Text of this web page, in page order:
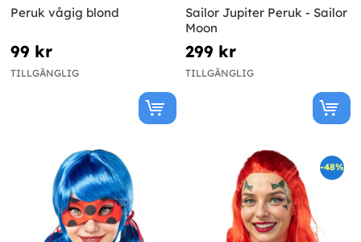
Peruk vågig blond
99 kr
TILLGÄNGLIG
Sailor Jupiter Peruk - Sailor
Moon
299 kr
TILLGÄNGLIG
-48%